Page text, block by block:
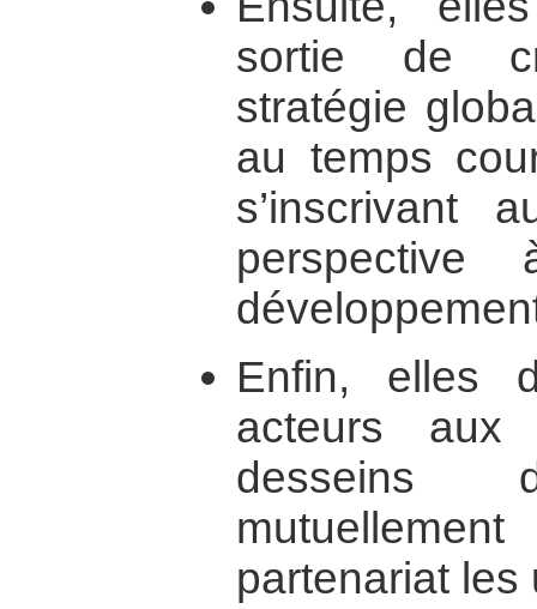
sortie de
stratégie
au temps
s’inscrivant
Enfin, elles
acteurs aux
desseins
partenariat les